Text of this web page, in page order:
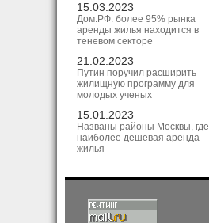
15.03.2023
Дом.РФ: более 95% рынка
аренды жилья находится в
теневом секторе
21.02.2023
Путин поручил расширить
жилищную программу для
молодых ученых
15.01.2023
Названы районы Москвы, где
наиболее дешевая аренда
жилья